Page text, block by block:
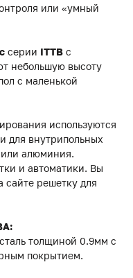
или «умный
серии ITTB с
небольшую высоту
с маленькой
используются
для внутрипольных
или алюминия.
и автоматики. Вы
сайте решетку для
толщиной 0.9мм с
покрытием.